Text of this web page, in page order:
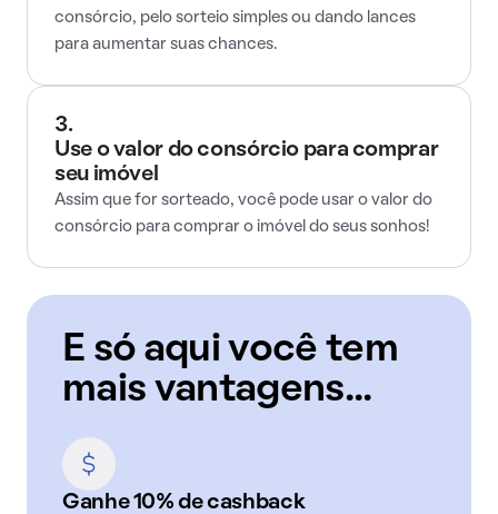
consórcio, pelo sorteio simples ou dando lances
para aumentar suas chances.
3.
Use o valor do consórcio para comprar
seu imóvel
Assim que for sorteado, você pode usar o valor do
consórcio para comprar o imóvel do seus sonhos!
E só aqui você tem
mais vantagens...
Ganhe 10% de cashback